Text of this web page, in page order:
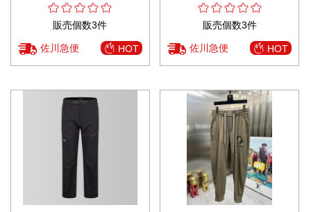
販売個数3件
佐川急便 HOT
販売個数3件
佐川急便 HOT